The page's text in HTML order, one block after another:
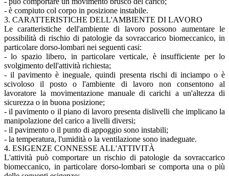
- è compiuto col corpo in posizione instabile.
3. CARATTERISTICHE DELL'AMBIENTE DI LAVORO
Le caratteristiche dell'ambiente di lavoro possono aumentare le
possibilità di rischio di patologie da sovraccarico biomeccanico, in
particolare dorso-lombari nei seguenti casi:
- lo spazio libero, in particolare verticale, è insufficiente per lo
svolgimento dell'attività richiesta;
- il pavimento è ineguale, quindi presenta rischi di inciampo o è
scivoloso il posto o l'ambiente di lavoro non consentono al
lavoratore la movimentazione manuale di carichi a un'altezza di
sicurezza o in buona posizione;
- il pavimento o il piano di lavoro presenta dislivelli che implicano la
manipolazione del carico a livelli diversi;
- il pavimento o il punto di appoggio sono instabili;
- la temperatura, l'umidità o la ventilazione sono inadeguate.
4. ESIGENZE CONNESSE ALL'ATTIVITÀ
L'attività può comportare un rischio di patologie da sovraccarico
biomeccanico, in particolare dorso-lombari se comporta una o più